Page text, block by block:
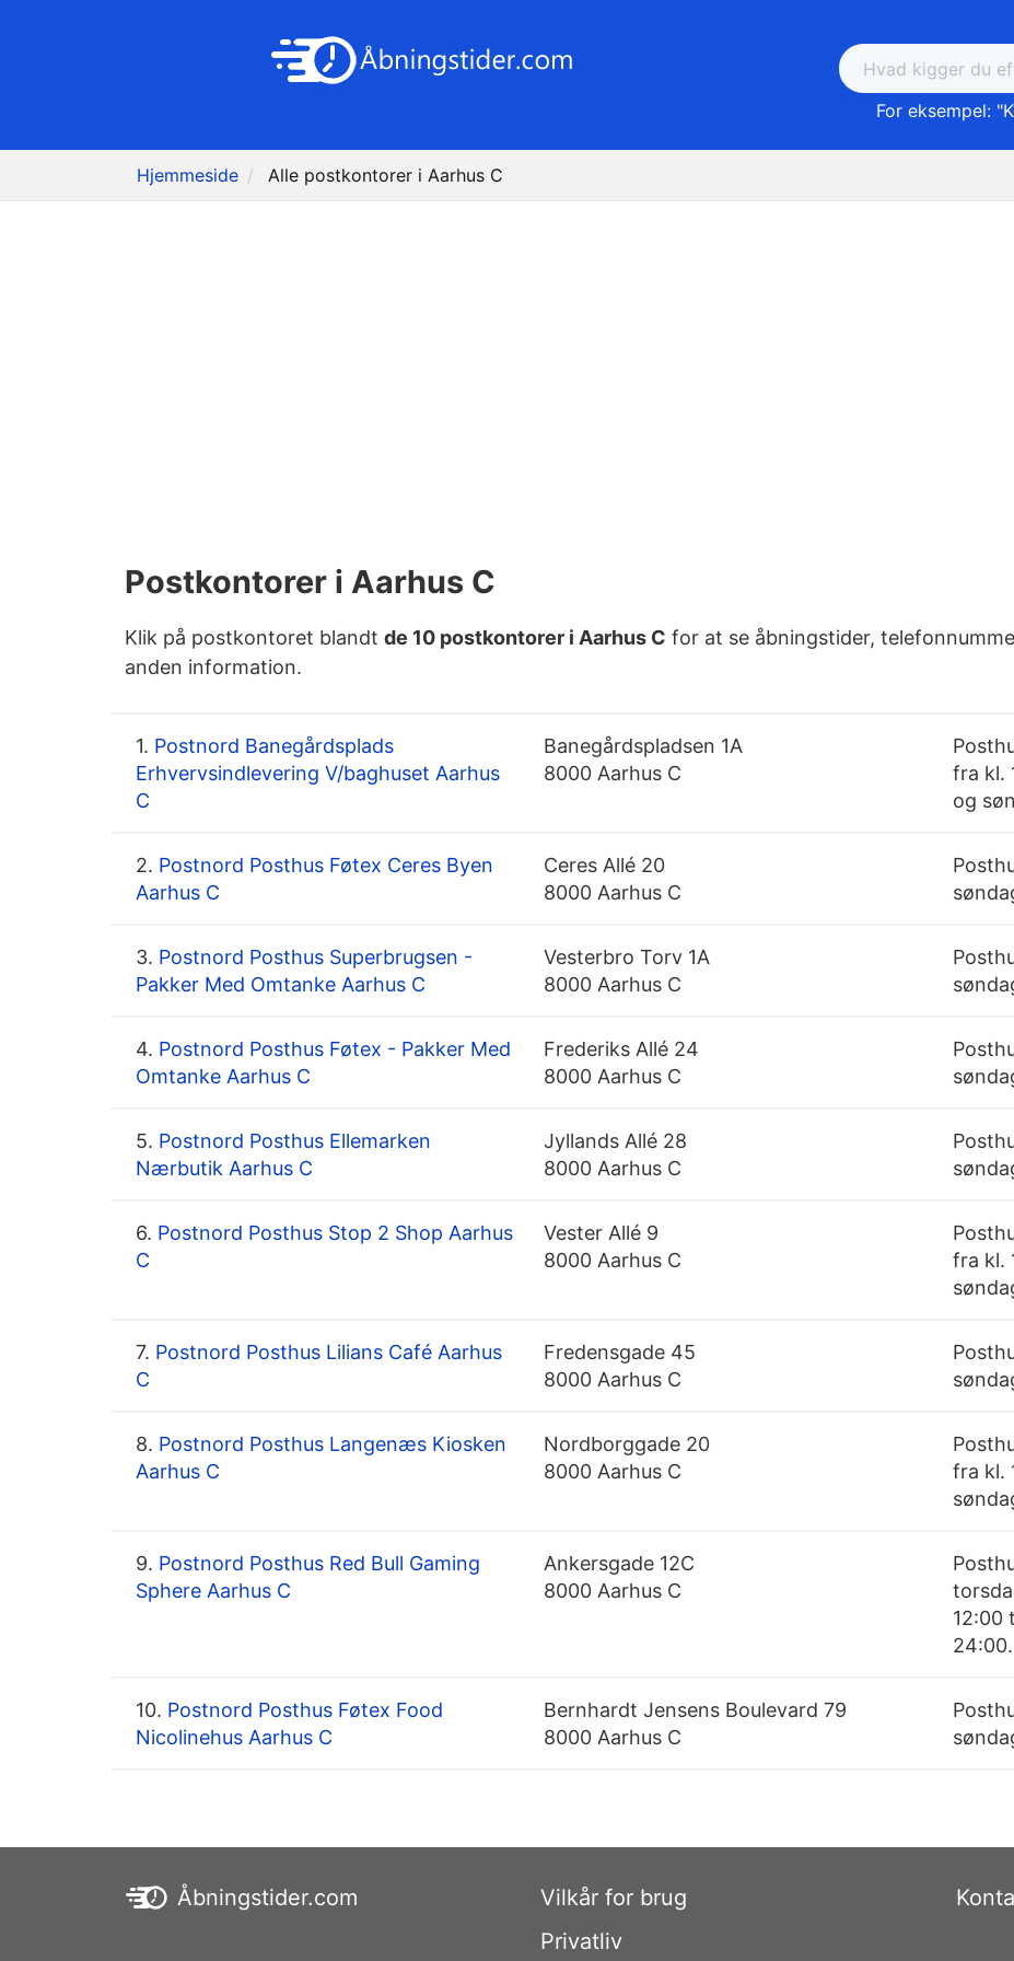
For eksempel: "
Hjemmeside Alle postkontorer i Aarhus C
Postkontorer i Aarhus C
Klik på postkontoret blandt de 10 postkontorer i Aarhus C for at se åbningstider,
anden information.
1. Postnord Banegårdsplads
Erhvervsindlevering V/baghuset Aarhus
C
Banegårdspladsen 1A
8000 Aarhus C
fra kl.
og
2. Postnord Posthus Føtex Ceres Byen
Aarhus C
Ceres Allé 20
8000 Aarhus C
3. Postnord Posthus Superbrugsen -
Pakker Med Omtanke Aarhus C
Vesterbro Torv 1A
8000 Aarhus C
4. Postnord Posthus Føtex - Pakker Med
Omtanke Aarhus C
Frederiks Allé 24
8000 Aarhus C
5. Postnord Posthus Ellemarken
Nærbutik Aarhus C
Jyllands Allé 28
8000 Aarhus C
6. Postnord Posthus Stop 2 Shop Aarhus
C
Vester Allé 9
8000 Aarhus C
fra kl.
7. Postnord Posthus Lilians Café Aarhus
C
Fredensgade 45
8000 Aarhus C
8. Postnord Posthus Langenæs Kiosken
Aarhus C
Nordborggade 20
8000 Aarhus C
fra kl.
9. Postnord Posthus Red Bull Gaming
Sphere Aarhus C
Ankersgade 12C
8000 Aarhus C
12:00
24:00.
10. Postnord Posthus Føtex Food
Nicolinehus Aarhus C
Bernhardt Jensens Boulevard 79
8000 Aarhus C
Åbningstider.com
Vilkår for brug
Privatliv